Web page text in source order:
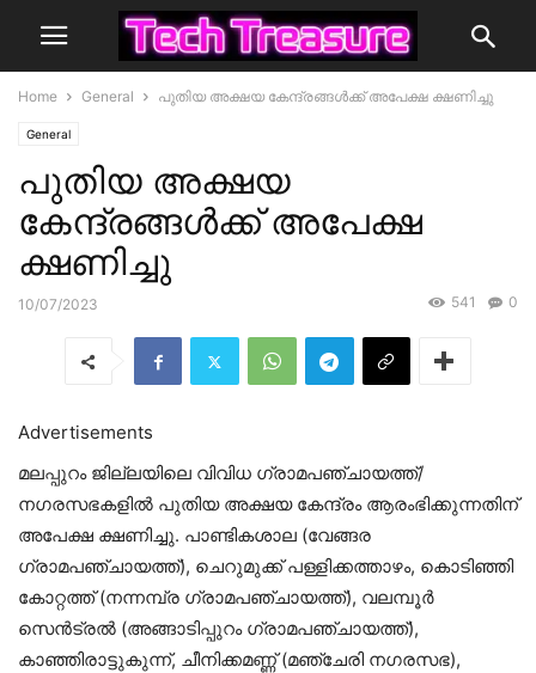
Home General പുതിയ അക്ഷയ കേന്ദ്രങ്ങള്‍ക്ക് അപേക്ഷ ക്ഷണിച്ചു
General
പുതിയ അക്ഷയ
കേന്ദ്രങ്ങള്‍ക്ക് അപേക്ഷ
ക്ഷണിച്ചു
10/07/2023 0
541
Advertisements
മലപ്പുറം ജില്ലയിലെ വിവിധ ഗ്രാമപഞ്ചായത്ത്/
നഗരസഭകളില്‍ പുതിയ അക്ഷയ കേന്ദ്രം ആരംഭിക്കുന്നതിന്
അപേക്ഷ ക്ഷണിച്ചു. പാണ്ടികശാല (വേങ്ങര
ഗ്രാമപഞ്ചായത്ത്), ചെറുമുക്ക് പള്ളിക്കത്താഴം, കൊടിഞ്ഞി
കോറ്റത്ത് (നന്നമ്പ്ര ഗ്രാമപഞ്ചായത്ത്), വലമ്പൂര്‍
സെന്‍ട്രല്‍ (അങ്ങാടിപ്പുറം ഗ്രാമപഞ്ചായത്ത്),
കാഞ്ഞിരാട്ടുകുന്ന്, ചീനിക്കമണ്ണ് (മഞ്ചേരി നഗരസഭ),